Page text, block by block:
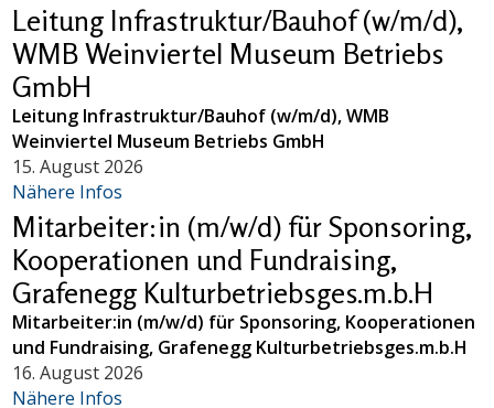
Leitung Infrastruktur/Bauhof (w/m/d),
WMB Weinviertel Museum Betriebs
GmbH
Leitung Infrastruktur/Bauhof (w/m/d), WMB
Weinviertel Museum Betriebs GmbH
15. August 2026
Nähere Infos
Mitarbeiter:in (m/w/d) für Sponsoring,
Kooperationen und Fundraising,
Grafenegg Kulturbetriebsges.m.b.H
Mitarbeiter:in (m/w/d) für Sponsoring, Kooperationen
und Fundraising, Grafenegg Kulturbetriebsges.m.b.H
16. August 2026
Nähere Infos